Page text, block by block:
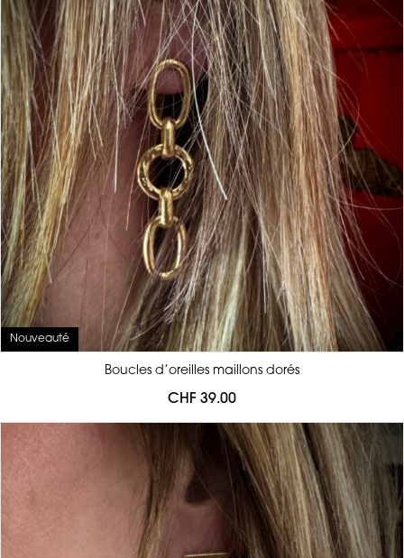
Nouveauté
Boucles d’oreilles maillons dorés
CHF 39.00